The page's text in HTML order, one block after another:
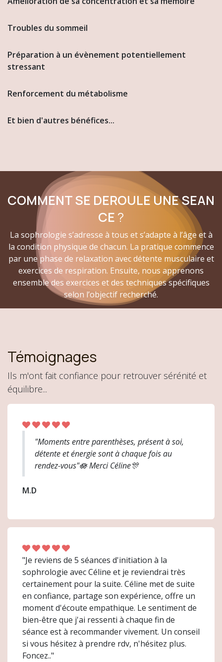
Troubles du sommeil
Préparation à un évènement potentiellement
stressant
Renforcement du métabolisme
Et bien d'autres bénéfices...
COMMENT SE DEROULE UNE SEAN​
CE ?
La sophrologie s’adresse à tous et s’adapte à l’âge et à
la condition physique de chacun. La pratique commence
par une phase de relaxation avec détente musculaire et
exercices de respiration. Ensuite, nous apprenons
ensemble des exercices et des techniques spécifiques
selon l’objectif recherché.
Témoignages
Ils m'ont fait confiance pour retrouver sérénité et
équilibre...
"Moments entre parenthèses, présent à soi,
détente et énergie sont à chaque fois au
rendez-vous"🪷 Merci Céline🎊
M.D
"Je reviens de 5 séances d'initiation à la
sophrologie avec Céline et je reviendrai très
certainement pour la suite. Céline met de suite
en confiance, partage son expérience, offre un
moment d'écoute empathique. Le sentiment de
bien-être que j'ai ressenti à chaque fin de
séance est à recommander vivement. Un conseil
si vous hésitez à prendre rdv, n'hésitez plus.
Foncez.."